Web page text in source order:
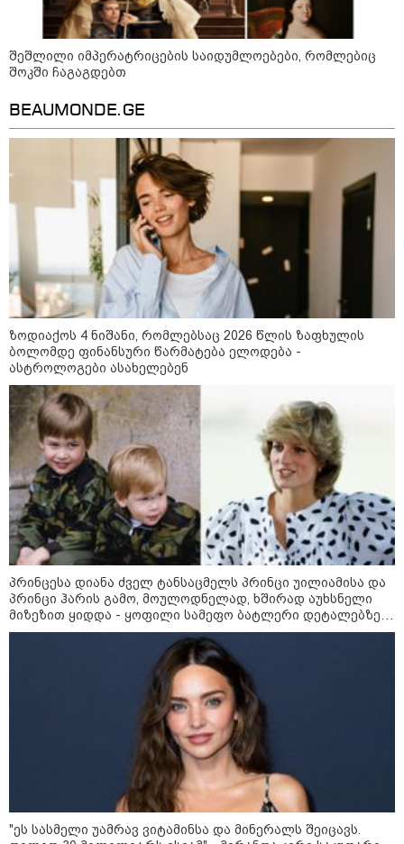
წელიწადნახევარში
საქართველოში 164 ადამიანი
დაიკარგა - 57 პირს ამ დრომდე
ეძებენ
სად იზღუდება მოძრაობა -
თბილისის მერია ინფორმაციას
ავრცელებს
21:30 / 07-08-2026
თბილისში, ლოზუნგით
„გვახსოვს გმირები, გვახსოვს
მტერი” მსვლელობა
მიმდინარეობს
20:58 / 07-08-2026
"იპოვონ ერთი გოგონა, ვისაც
გიგა სექსუალურად ავიწროებდა
- თუ გამოჩნდება ასეთი
გოგონა, 10 000 ლარს
ოფიციალურად, სახალხოდ
გადავცემ" - გიგა ავალიანის
დედა განცხადებას ავრცელებს
კატეგორიის ყველა სიახლე
უნდა დაგვხრიტოთ? არა, თქვენი
დახვრეტა რაში გვაწყობს,
გუდაუთაში ქართველ ტყვეებში
უნდა გადაგცვალოთ...
როდის დაიწყო რეალურად
საქართველო-რუსეთის ომი და
მთავარი შეცდომა, რომელიც
საბედისწერო გამოდგა
შეშლილი იმპერატრიცების საიდუმლოებები, რომლებიც
შოკში ჩაგაგდებთ
BEAUMONDE.GE
ზოდიაქოს 4 ნიშანი, რომლებსაც 2026 წლის ზაფხულის
ბოლომდე ფინანსური წარმატება ელოდება -
ასტროლოგები ასახელებენ
პრინცესა დიანა ძველ ტანსაცმელს პრინცი უილიამისა და
პრინცი ჰარის გამო, მოულოდნელად, ხშირად აუხსნელი
მიზეზით ყიდდა - ყოფილი სამეფო ბატლერი დეტალებზე
საკუთარ წიგნში საუბრობს
"ეს სასმელი უამრავ ვიტამინსა და მინერალს შეიცავს.